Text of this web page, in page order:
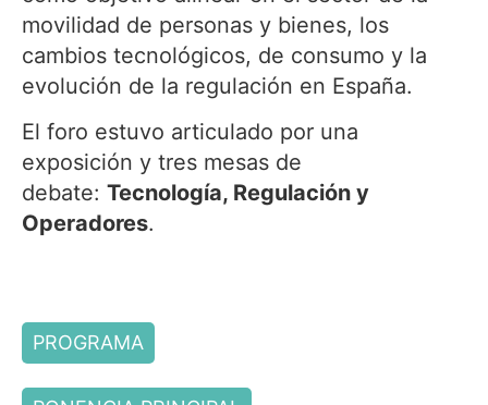
movilidad de personas y bienes, los
cambios tecnológicos, de consumo y la
evolución de la regulación en España.
El foro estuvo articulado por una
exposición y tres mesas de
debate: Tecnología, Regulación y
Operadores.
PROGRAMA